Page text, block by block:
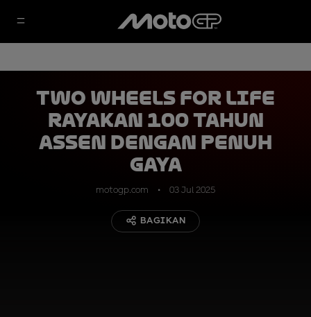
Two Wheels for Life
Rayakan 100 Tahun
Assen dengan Penuh
Gaya
motogp.com 03 Jul 2025
BAGIKAN